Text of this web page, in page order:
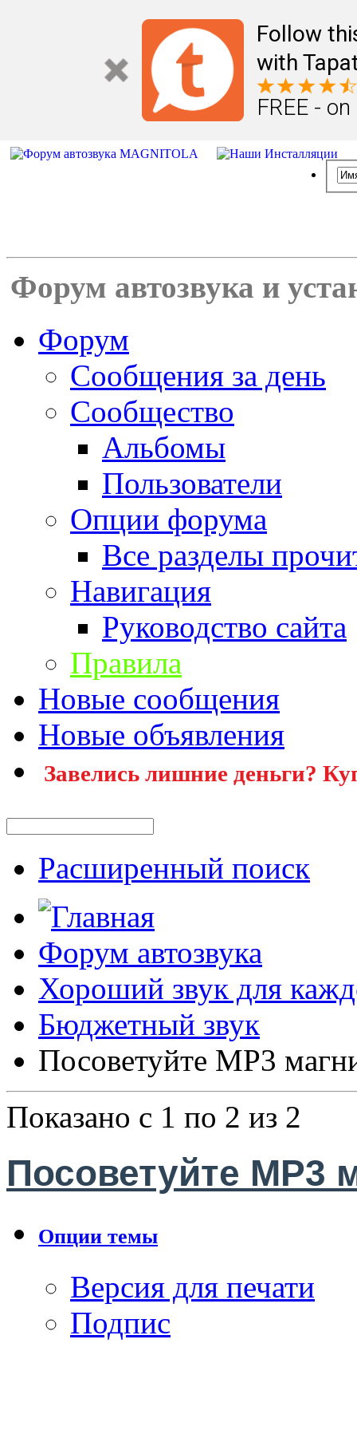
Follow
with
FREE -
Форум автозвука и
Форум
Сообщения за день
Сообщество
Альбомы
Пользователи
Опции форума
Все разделы
Навигация
Руководство сайта
Правила
Новые сообщения
Новые объявления
Завелись лишние деньги?
Расширенный поиск
Форум автозвука
Хороший звук для
Бюджетный звук
Посоветуйте MP3
Показано с 1 по 2 из 2
Посоветуйте MP3
Опции темы
Версия для печати
Подпис